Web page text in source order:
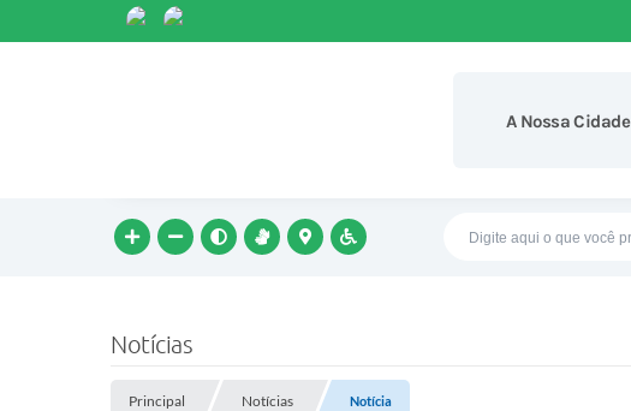
A Nossa Cidade
Notícias
Principal Notícias Notícia